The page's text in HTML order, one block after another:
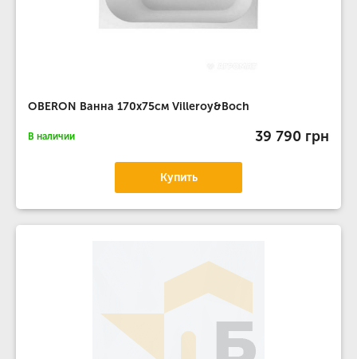
OBERON Ванна 170х75см Villeroy&Boch
В наличии 39 790 грн
Купить